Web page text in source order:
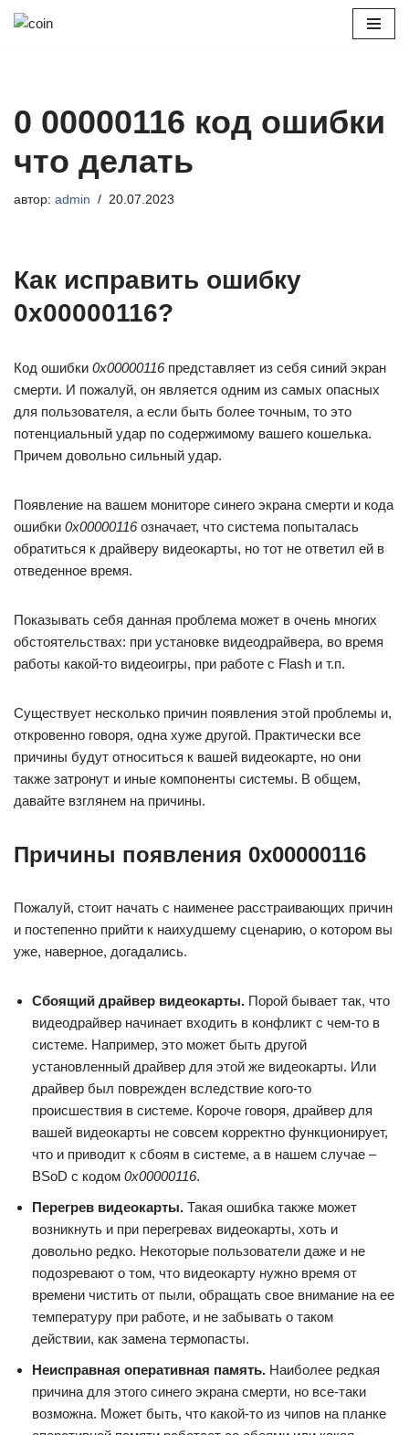
0 00000116 код ошибки
что делать
автор: admin 20.07.2023
Как исправить ошибку
0x00000116?
Код ошибки 0x00000116представляет из себя синий экран
смерти. И пожалуй, он является одним из самых опасных
для пользователя, а если быть более точным, то это
потенциальный удар по содержимому вашего кошелька.
Причем довольно сильный удар.
Появление на вашем мониторе синего экрана смерти и кода
ошибки 0x00000116означает, что система попыталась
обратиться к драйверу видеокарты, но тот не ответил ей в
отведенное время.
Показывать себя данная проблема может в очень многих
обстоятельствах: при установке видеодрайвера, во время
работы какой-то видеоигры, при работе с Flash и т.п.
Существует несколько причин появления этой проблемы и,
откровенно говоря, одна хуже другой. Практически все
причины будут относиться к вашей видеокарте, но они
также затронут и иные компоненты системы. В общем,
давайте взглянем на причины.
Причины появления 0x00000116
Пожалуй, стоит начать с наименее расстраивающих причин
и постепенно прийти к наихудшему сценарию, о котором вы
уже, наверное, догадались.
Сбоящий драйвер видеокарты. Порой бывает так, что
видеодрайвер начинает входить в конфликт с чем-то в
системе. Например, это может быть другой
установленный драйвер для этой же видеокарты. Или
драйвер был поврежден вследствие кого-то
происшествия в системе. Короче говоря, драйвер для
вашей видеокарты не совсем корректно функционирует,
что и приводит к сбоям в системе, а в нашем случае –
BSoD с кодом 0x00000116.
Перегрев видеокарты. Такая ошибка также может
возникнуть и при перегревах видеокарты, хоть и
довольно редко. Некоторые пользователи даже и не
подозревают о том, что видеокарту нужно время от
времени чистить от пыли, обращать свое внимание на ее
температуру при работе, и не забывать о таком
действии, как замена термопасты.
Неисправная оперативная память. Наиболее редкая
причина для этого синего экрана смерти, но все-таки
возможна. Может быть, что какой-то из чипов на планке